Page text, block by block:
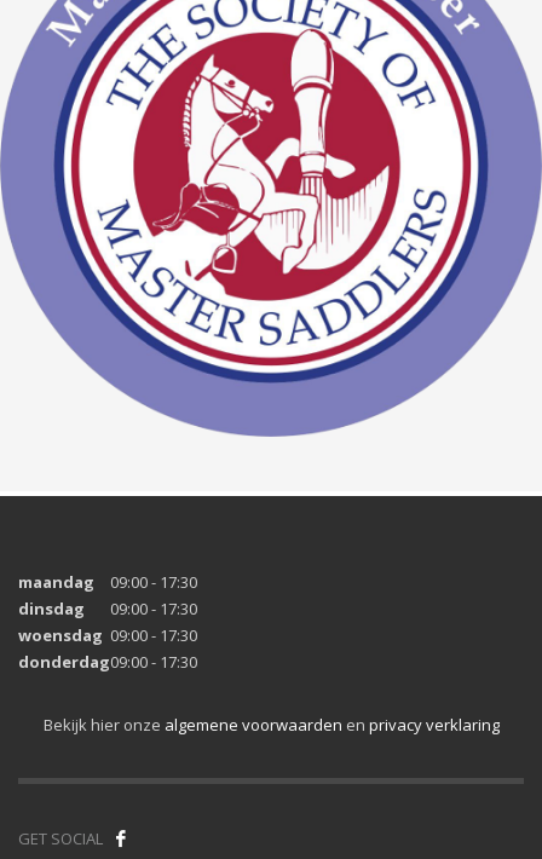
maandag
09:00 - 17:30
dinsdag
09:00 - 17:30
woensdag 09:00 - 17:30
donderdag09:00 - 17:30
Bekijk hier onze algemene voorwaarden en privacy verklaring
GET SOCIAL